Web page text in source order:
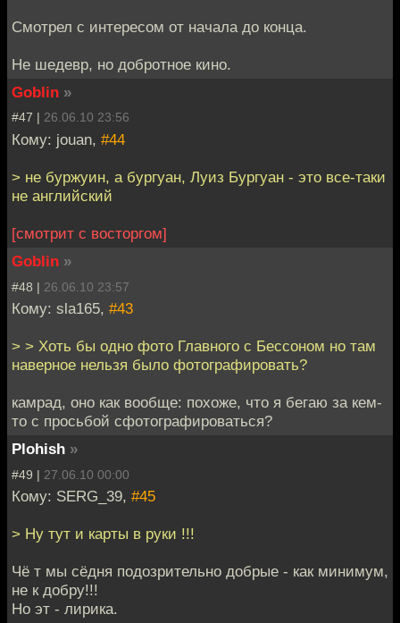
Смотрел с интересом от начала до конца.
Не шедевр, но добротное кино.
Goblin »
#47 | 26.06.10 23:56
Кому: jouan, #44
> не буржуин, а бургуан, Луиз Бургуан - это все-таки
не английский
[смотрит с восторгом]
Goblin »
#48 | 26.06.10 23:57
Кому: sla165, #43
> > Хоть бы одно фото Главного с Бессоном но там
наверное нельзя было фотографировать?
камрад, оно как вообще: похоже, что я бегаю за кем-
то с просьбой сфотографироваться?
Plohish »
#49 | 27.06.10 00:00
Кому: SERG_39, #45
> Ну тут и карты в руки !!!
Чё т мы сёдня подозрительно добрые - как минимум,
не к добру!!!
Но эт - лирика.